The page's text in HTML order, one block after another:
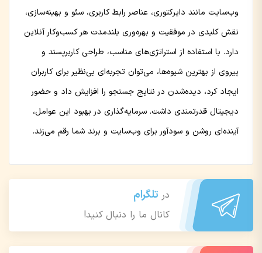
وب‌سایت مانند دایرکتوری، عناصر رابط کاربری، سئو و بهینه‌سازی،
نقش کلیدی در موفقیت و بهره‌وری بلندمدت هر کسب‌وکار آنلاین
دارد. با استفاده از استراتژی‌های مناسب، طراحی کاربرپسند و
پیروی از بهترین شیوه‌ها، می‌توان تجربه‌ای بی‌نظیر برای کاربران
ایجاد کرد، دیده‌شدن در نتایج جستجو را افزایش داد و حضور
دیجیتال قدرتمندی داشت. سرمایه‌گذاری در بهبود این عوامل،
آینده‌ای روشن و سودآور برای وب‌سایت و برند شما رقم می‌زند.
در تلگرام
کانال ما را دنبال کنید!